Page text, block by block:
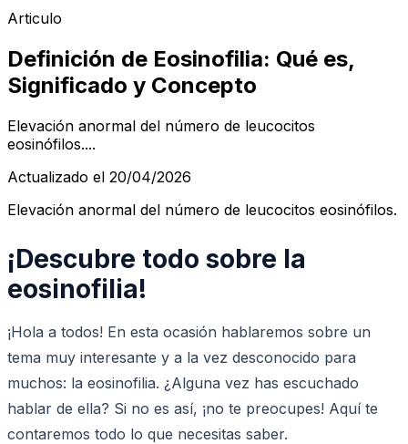
Articulo
Definición de Eosinofilia: Qué es,
Significado y Concepto
Elevación anormal del número de leucocitos
eosinófilos....
Actualizado el 20/04/2026
Elevación anormal del número de leucocitos eosinófilos.
¡Descubre todo sobre la
eosinofilia!
¡Hola a todos! En esta ocasión hablaremos sobre un
tema muy interesante y a la vez desconocido para
muchos: la eosinofilia. ¿Alguna vez has escuchado
hablar de ella? Si no es así, ¡no te preocupes! Aquí te
contaremos todo lo que necesitas saber.